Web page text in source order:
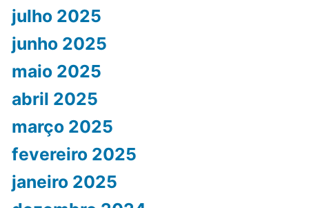
julho 2025
junho 2025
maio 2025
abril 2025
março 2025
fevereiro 2025
janeiro 2025